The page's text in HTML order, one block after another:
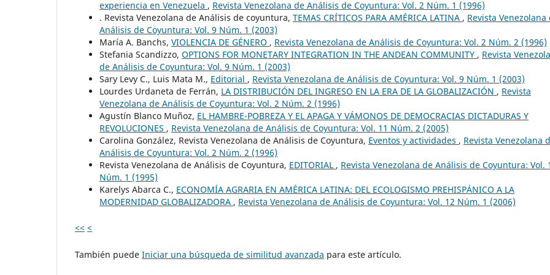
experiencia en Venezuela , Revista Venezolana de Análisis de Coyuntura: Vol. 2 Núm. 1 (1996)
. Revista Venezolana de Análisis de coyuntura, TEMAS CRÍTICOS PARA AMÉRICA LATINA , Revista Venezolana
Análisis de Coyuntura: Vol. 9 Núm. 1 (2003)
María A. Banchs, VIOLENCIA DE GÉNERO , Revista Venezolana de Análisis de Coyuntura: Vol. 2 Núm. 2 (1996)
Stefania Scandizzo, OPTIONS FOR MONETARY INTEGRATION IN THE ANDEAN COMMUNITY , Revista
de Análisis de Coyuntura: Vol. 9 Núm. 1 (2003)
Sary Levy C., Luis Mata M., Editorial , Revista Venezolana de Análisis de Coyuntura: Vol. 9 Núm. 1 (2003)
Lourdes Urdaneta de Ferrán, LA DISTRIBUCIÓN DEL INGRESO EN LA ERA DE LA GLOBALIZACIÓN , Revista
Venezolana de Análisis de Coyuntura: Vol. 2 Núm. 2 (1996)
Agustín Blanco Muñoz, EL HAMBRE-POBREZA Y EL APAGA Y VÁMONOS DE DEMOCRACIAS DICTADURAS Y
REVOLUCIONES , Revista Venezolana de Análisis de Coyuntura: Vol. 11 Núm. 2 (2005)
Carolina González, Revista Venezolana de Análisis de Coyuntura, Eventos y actividades , Revista Venezolana
Análisis de Coyuntura: Vol. 2 Núm. 2 (1996)
Revista Venezolana de Análisis de Coyuntura, EDITORIAL , Revista Venezolana de Análisis de Coyuntura: Vol. 1
Núm. 1 (1995)
Karelys Abarca C., ECONOMÍA AGRARIA EN AMÉRICA LATINA: DEL ECOLOGISMO PREHISPÁNICO A LA
MODERNIDAD GLOBALIZADORA , Revista Venezolana de Análisis de Coyuntura: Vol. 12 Núm. 1 (2006)
<< <
También puede Iniciar una búsqueda de similitud avanzada para este artículo.